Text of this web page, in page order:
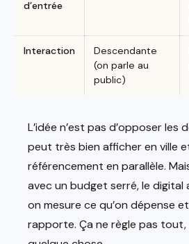
d’entrée
Interaction
Descendante
(on parle au
public)
L’idée n’est pas d’opposer les
peut très bien afficher en ville
référencement en parallèle.
avec un budget serré, le digital
on mesure ce qu’on dépense
rapporte. Ça ne règle pas tout,